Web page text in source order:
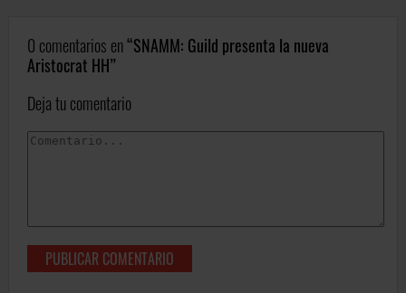
0 comentarios en SNAMM: Guild presenta la nueva
Aristocrat HH
Deja tu comentario